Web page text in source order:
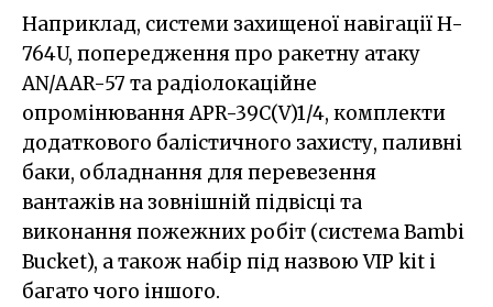
Наприклад, системи захищеної навігації H-
764U, попередження про ракетну атаку
AN/AAR-57 та радіолокаційне
опромінювання APR-39C(V)1/4, комплекти
додаткового балістичного захисту, паливні
баки, обладнання для перевезення
вантажів на зовнішній підвісці та
виконання пожежних робіт (система Bambi
Bucket), а також набір під назвою VIP kit і
багато чого іншого.